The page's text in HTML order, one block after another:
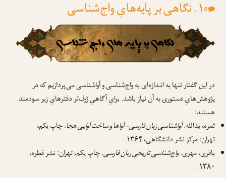
۱. نگاهی بر پایه‌هایِ واج‌شناسی 0
در این گفتار تنها به انـدازه‌ای به واج‌شناسی و آواشناسی می‌پردازیم که در
پژوهش‌هایِ دستوری به آن نیاز باشد. برایِ آگاهیِ ژرف‌تر دفترهایِ زیر سودمند
هستند:
ثمره، یدالله.آواشناسی زبان فارسی – آواها و ساخت آوایی هجا. چاپِ یکم،
تهران: مرکز نشر دانشگاهی، ۱۳۶۴.
باقری، مهری.واج‌شناسی تاریخی زبان فارسی. چاپِ یکم، تهران: نشر قطره،
۱۳۸۰.